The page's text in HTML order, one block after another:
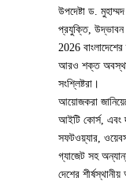
উপদেষ্টা ড.
প্রযুক্তি,
2026
আরও শক্ত
সংশ্লিষ্টরা।
আয়োজকরা
আইটি কোর্স, এবং
সফটওয়্যার,
গ্যাজেট সহ
দেশের